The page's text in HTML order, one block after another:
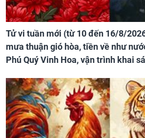
Tử vi tuần mới (từ 10 đến 16/8/
mưa thuận gió hòa, tiền về như
Phú Quý Vinh Hoa, vận trình khai